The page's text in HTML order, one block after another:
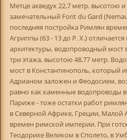
Метце акведук 22,7 метр. высотою и
замечательный Font du Gard
последняя постройка Римлян
Агриппы (63 - 13 до Р. X.) отличается
архитектуры, водопроводный мост
три этажа, высотою 48,77 метр.
мост в Константинополь, который
Адрианом заложен и Феодосием,
равно как каменные водопроводы
Париже - тоже остатки работ
в Северной Африке, Греции, Малой
времен римской империи. При
Теодорихе Великом в Сполето, в